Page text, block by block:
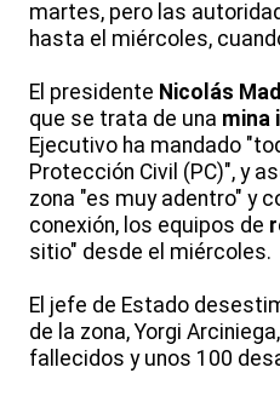
martes, pero las
hasta el miércoles,
El presidente Nicolás
que se trata de una mina
Ejecutivo ha mandado
Protección Civil (PC)", y
zona "es muy adentro" y
conexión, los equipos de
sitio" desde el miércoles.
El jefe de Estado
de la zona, Yorgi
fallecidos y unos 100